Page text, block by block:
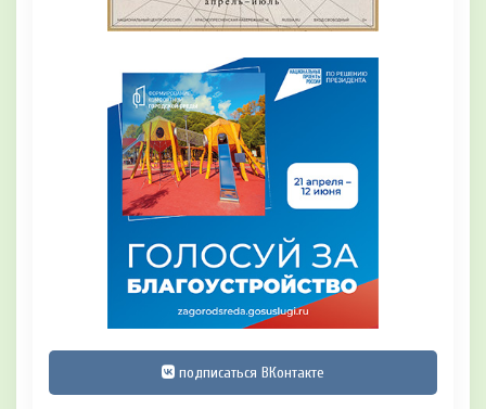
подписаться ВКонтакте